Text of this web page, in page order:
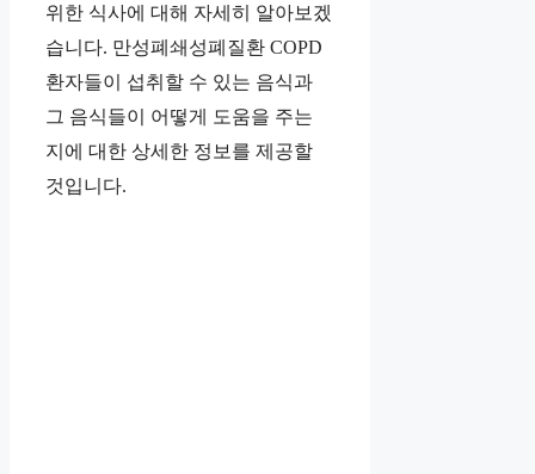
위한 식사에 대해 자세히 알아보겠
습니다. 만성폐쇄성폐질환 COPD
환자들이 섭취할 수 있는 음식과
그 음식들이 어떻게 도움을 주는
지에 대한 상세한 정보를 제공할
것입니다.